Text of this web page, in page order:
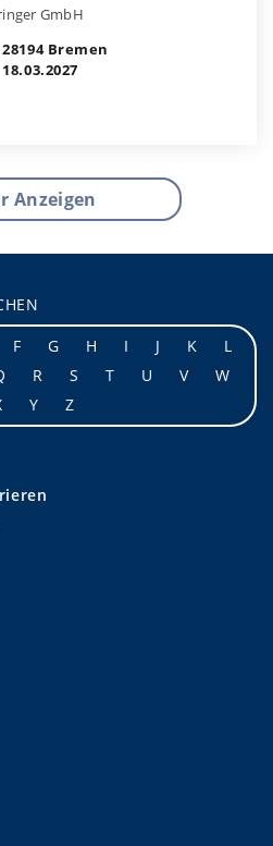
GmbH
28194 Bremen
18.03.2027
Anzeigen
F G H I J K
L
R S T U V
W
Y Z